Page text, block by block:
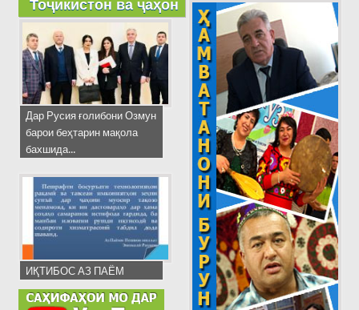
Тоҷикистон ва ҷаҳон
Дар Русия ғолибони Озмун
барои беҳтарин мақола
бахшида...
ИҚТИБОС АЗ ПАЁМ